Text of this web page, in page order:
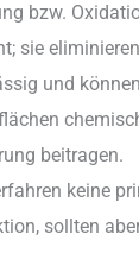
bzw.
s‬ie
u‬nd
beitragen.
k‬eine
s‬ollten